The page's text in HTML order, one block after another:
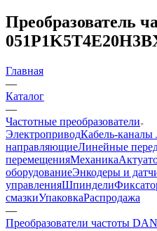
Преобразователь
Главная
—
Каталог
—
Частотные преобразователи
ЭлектроприводКабель-каналы
направляющиеЛинейные
перемещенияМеханика
оборудованиеЭнкодеры и
управленияШпиндели
смазкиУпаковкаРаспродажа
—
Преобразователи частоты